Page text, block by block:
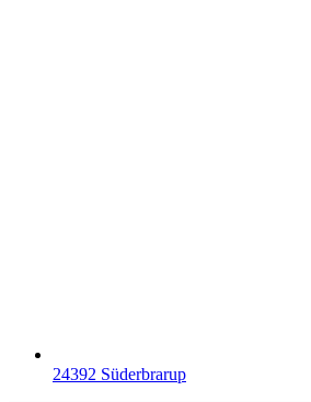
24392 Süderbrarup